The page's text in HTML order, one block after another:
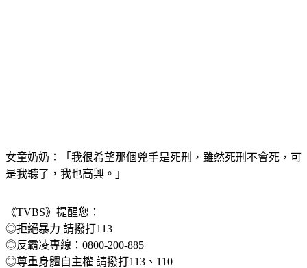
女童奶奶：「我很希望那個兇手是死刑，雖然死刑不會死，可
是我聽了，我也高興。」
《TVBS》提醒您：
◎拒絕暴力 請撥打113
◎反霸凌專線：0800-200-885
◎尊重身體自主權 請撥打113、110